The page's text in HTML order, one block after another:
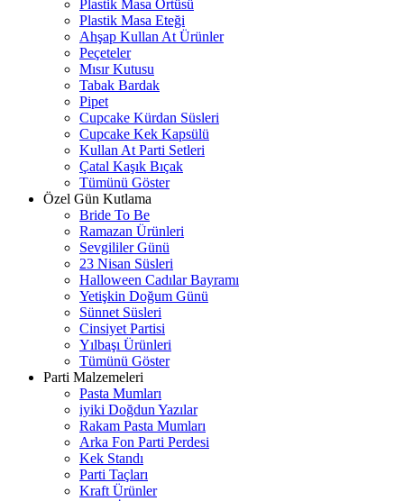
Plastik Masa Örtüsü
Plastik Masa Eteği
Ahşap Kullan At Ürünler
Peçeteler
Mısır Kutusu
Tabak Bardak
Pipet
Cupcake Kürdan Süsleri
Cupcake Kek Kapsülü
Kullan At Parti Setleri
Çatal Kaşık Bıçak
Tümünü Göster
Özel Gün Kutlama
Bride To Be
Ramazan Ürünleri
Sevgililer Günü
23 Nisan Süsleri
Halloween Cadılar Bayramı
Yetişkin Doğum Günü
Sünnet Süsleri
Cinsiyet Partisi
Yılbaşı Ürünleri
Tümünü Göster
Parti Malzemeleri
Pasta Mumları
iyiki Doğdun Yazılar
Rakam Pasta Mumları
Arka Fon Parti Perdesi
Kek Standı
Parti Taçları
Kraft Ürünler